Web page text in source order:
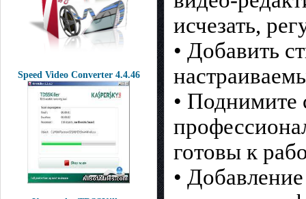
Speed Video Converter 4.4.46
исчезать,
• Добавить
• Поднимите
готовы к
•